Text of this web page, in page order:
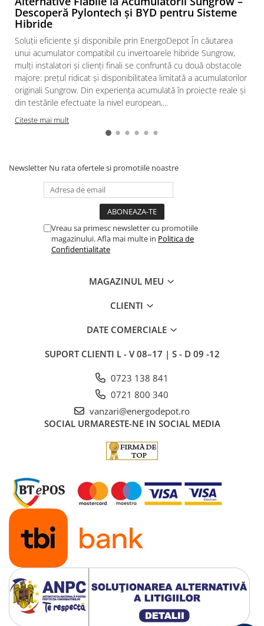
Descoperă Pylontech și BYD pentru Sisteme
Hibride
Soluții eficiente și disponibile prin EnergoDepot În căutarea
unui acumulator compatibil cu invertoarele hibride Sungrow,
mulți instalatori și clienți finali se confruntă cu două obstacole
majore: prețul ridicat și disponibilitatea limitată a acumulatorilor
originali Sungrow. Din experiența acumulată în proiecte reale și
din testările efectuate la nivel european,...
Citeste mai mult
Newsletter Nu rata ofertele si promotiile noastre
Vreau sa primesc newsletter cu promotiile
magazinului. Afla mai multe in Politica de
Confidentialitate
MAGAZINUL MEU
CLIENTI
DATE COMERCIALE
SUPORT CLIENTI L - V 08–17 | S - D 09 -12
0723 138 841
0721 800 340
vanzari@energodepot.ro
SOCIAL URMARESTE-NE IN SOCIAL MEDIA